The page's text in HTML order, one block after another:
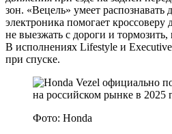
зон. «Вецель» умеет распознавать
электроника помогает кроссоверу
не выезжать с дороги и тормозить,
В исполнениях Lifestyle и
при спуске.
Фото: Honda